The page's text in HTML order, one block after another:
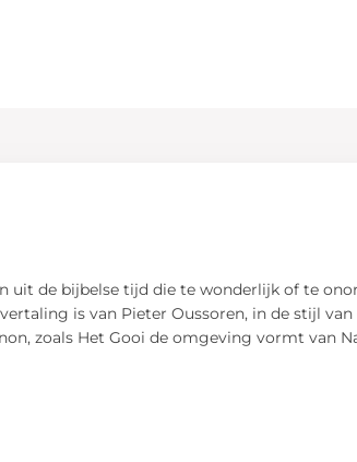
uit de bijbelse tijd die te wonderlijk of te
is van Pieter Oussoren, in de stijl
zoals Het Gooi de omgeving vormt van